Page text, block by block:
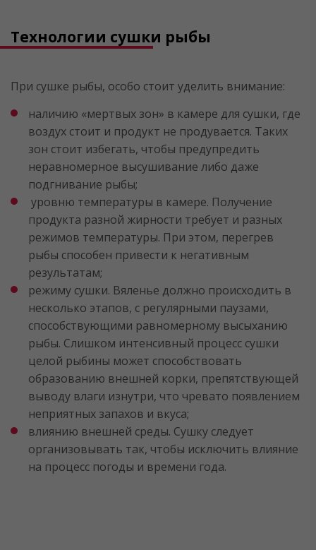
Технологии сушки рыбы
При сушке рыбы, особо стоит уделить внимание:
наличию «мертвых зон» в камере для сушки, где
воздух стоит и продукт не продувается. Таких
зон стоит избегать, чтобы предупредить
неравномерное высушивание либо даже
подгнивание рыбы;
уровню температуры в камере. Получение
продукта разной жирности требует и разных
режимов температуры. При этом, перегрев
рыбы способен привести к негативным
результатам;
режиму сушки. Вяленье должно происходить в
несколько этапов, с регулярными паузами,
способствующими равномерному высыханию
рыбы. Слишком интенсивный процесс сушки
целой рыбины может способствовать
образованию внешней корки, препятствующей
выводу влаги изнутри, что чревато появлением
неприятных запахов и вкуса;
влиянию внешней среды. Сушку следует
организовывать так, чтобы исключить влияние
на процесс погоды и времени года.